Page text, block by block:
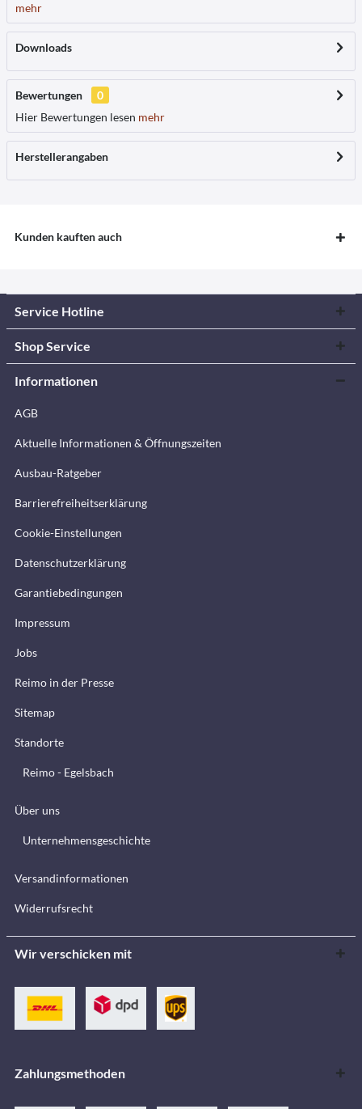
mehr
Downloads
Bewertungen
0
Hier Bewertungen lesen mehr
Herstellerangaben
Kunden kauften auch
Service Hotline
Shop Service
Informationen
AGB
Aktuelle Informationen & Öffnungszeiten
Ausbau-Ratgeber
Barrierefreiheitserklärung
Cookie-Einstellungen
Datenschutzerklärung
Garantiebedingungen
Impressum
Jobs
Reimo in der Presse
Sitemap
Standorte
Reimo - Egelsbach
Über uns
Unternehmensgeschichte
Versandinformationen
Widerrufsrecht
Wir verschicken mit
Zahlungsmethoden